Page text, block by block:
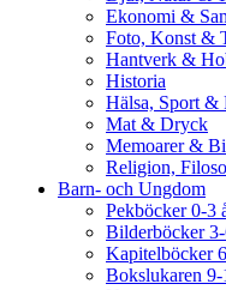
Ekonomi &
Foto, Konst &
Hantverk &
Historia
Hälsa, Sport &
Mat & Dryck
Memoarer &
Religion,
Barn- och Ungdom
Pekböcker 0-3
Bilderböcker
Kapitelböcker
Bokslukaren 9-